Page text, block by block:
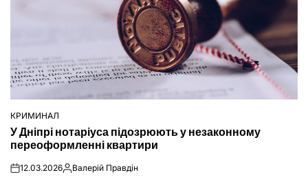
ОПУБЛІКУВАТИ
У
КРИМИНАЛ
У Дніпрі нотаріуса підозрюють у незаконному
переоформленні квартири
on12.03.2026Опубліковано
Валерій Правдін